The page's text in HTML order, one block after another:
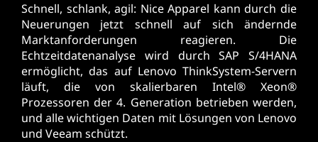
Schnell, schlank, agil: Nice Apparel kann durch die
Neuerungen jetzt schnell auf sich ändernde
Marktanforderungen reagieren. Die
Echtzeitdatenanalyse wird durch SAP S/4HANA
ermöglicht, das auf Lenovo ThinkSystem-Servern
läuft, die von skalierbaren Intel® Xeon®
Prozessoren der 4. Generation betrieben werden,
und alle wichtigen Daten mit Lösungen von Lenovo
und Veeam schützt.